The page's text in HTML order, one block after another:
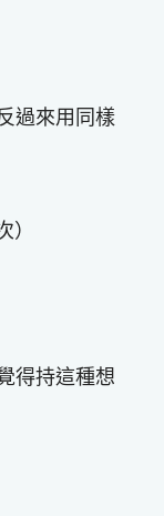
過來用同樣
得持這種想